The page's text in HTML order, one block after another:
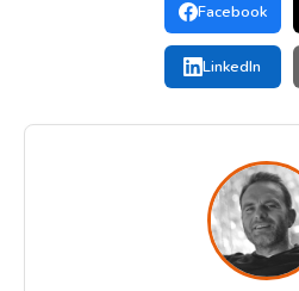
Facebook
LinkedIn